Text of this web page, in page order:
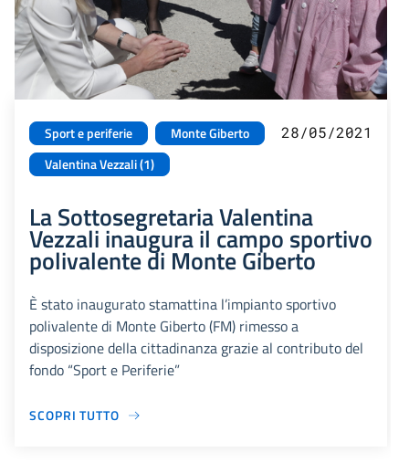
Sport e periferie
Monte Giberto
Valentina Vezzali (1)
28/05/2021
La Sottosegretaria Valentina
Vezzali inaugura il campo sportivo
polivalente di Monte Giberto
È stato inaugurato stamattina l’impianto sportivo
polivalente di Monte Giberto (FM) rimesso a
disposizione della cittadinanza grazie al contributo del
fondo “Sport e Periferie”
SCOPRI TUTTO